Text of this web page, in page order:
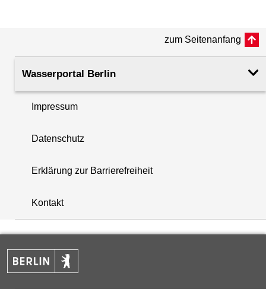
+
−
zum Seitenanfang
Wasserportal Berlin
Impressum
Datenschutz
Erklärung zur Barrierefreiheit
Kontakt